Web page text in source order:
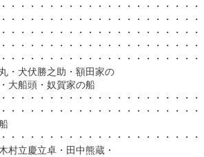
・・・・・・・・・・・・・・・・・・・
・・・・・・・・・・・・・・・・・・・
・・・・・・・・・・・・・・・・・・・
・・・・・・・・・・・・・・・・・・・
・・・・・・・・・・・・・・・・・・・
犬伏勝之助・額田家の
船頭・奴賀家の船
・・・・・・・・・・・・・・・・・・・・
・・・・・・・・・・・・・・・・・・・
・・・・・・・・・・・・・・・・・・・
慶立卓・田中熊蔵・